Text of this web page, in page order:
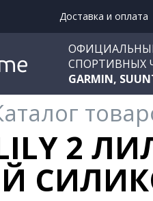
Доставка и оплата
СПОРТИВНЫХ
GARMIN,
2